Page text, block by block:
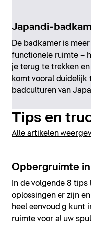
Japandi-
De badkamer is
functionele ruimte –
je terug te trekken
komt vooral duidelijk
badculturen van
Tips en
Alle artikelen
Opbergruimte
In de volgende 8 tips
oplossingen er zijn
heel eenvoudig kunt
ruimte voor al uw